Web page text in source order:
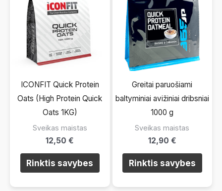
produkto
puslapyje.
ICONFIT Quick Protein
Oats (High Protein Quick
Oats 1KG)
Sveikas maistas
12,50€
Rinktis savybes
Šis
produktas
Greitai paruošiami
baltyminiai avižiniai dribsniai
1000 g
Sveikas maistas
12,90 €
Rinktis savybes
Šis